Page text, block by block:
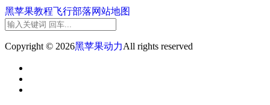
黑苹果教程飞行部落网站地图
Copyright © 2026黑苹果动力All rights reserved